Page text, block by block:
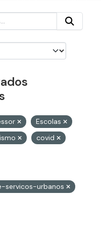
Escolas
covid
servicos-urbanos